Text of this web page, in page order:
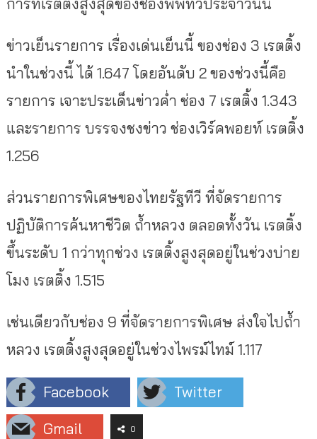
การที่เรตติ้งสูงสุดของช่องพีพีทีวีประจำวันนี้
ข่าวเย็นรายการ เรื่องเด่นเย็นนี้ ของช่อง 3 เรตติ้ง
นำในช่วงนี้ ได้ 1.647 โดยอันดับ 2 ของช่วงนี้คือ
รายการ เจาะประเด็นข่าวค่ำ ช่อง 7 เรตติ้ง 1.343
และรายการ บรรจงชงข่าว ช่องเวิร์คพอยท์ เรตติ้ง
1.256
ส่วนรายการพิเศษของไทยรัฐทีวี ที่จัดรายการ
ปฏิบัติการค้นหาชีวิต ถ้ำหลวง ตลอดทั้งวัน เรตติ้ง
ขึ้นระดับ 1 กว่าทุกช่วง เรตติ้งสูงสุดอยู่ในช่วงบ่าย
โมง เรตติ้ง 1.515
เช่นเดียวกับช่อง 9 ที่จัดรายการพิเศษ ส่งใจไปถ้ำ
หลวง เรตติ้งสูงสุดอยู่ในช่วงไพรม์ไทม์ 1.117
Facebook
Twitter
Gmail
0